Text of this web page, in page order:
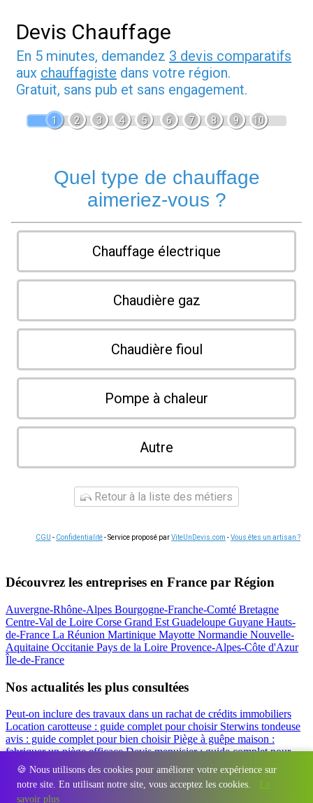
🍪 Nous utilisons des cookies pour améliorer votre expérience sur
notre site. En utilisant notre site, vous acceptez les cookies.
En
savoir plus
Devis Chauffage
En 5 minutes, demandez 3 devis comparatifs
aux chauffagiste dans votre région.
Gratuit, sans pub et sans engagement.
1 2 3 4 5 6 7 8 9 10
Quel type de chauffage
aimeriez-vous ?
Chauffage électrique
Chaudière gaz
Chaudière fioul
Pompe à chaleur
Autre
Retour à la liste des métiers
CGU - Confidentialité- Service proposé parViteUnDevis.com -Vous êtes un artisan ?
Découvrez les entreprises en France par Région
Auvergne-Rhône-Alpes Bourgogne-Franche-Comté Bretagne
Centre-Val de Loire Corse Grand Est Guadeloupe Guyane Hauts-
de-France La Réunion Martinique Mayotte Normandie Nouvelle-
Aquitaine Occitanie Pays de la Loire Provence-Alpes-Côte d'Azur
Île-de-France
Nos actualités les plus consultées
Peut-on inclure des travaux dans un rachat de crédits immobiliers
Location carotteuse : guide complet pour choisir Sterwins tondeuse
avis : guide complet pour bien choisirPiège à guêpe maison :
fabriquer un piège efficaceDevis menuisier : guide complet pour
obtenir le meilleur prix
Simulation rachat de crédit : regrouper prêt
travaux et crédits
Régions - Départements - Villes - Entreprises - Marques Contact